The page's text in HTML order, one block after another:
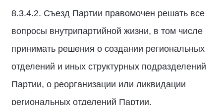
8.3.4.2. Съезд Партии правомочен решать все
вопросы внутрипартийной жизни, в том числе
принимать решения о создании региональных
отделений и иных структурных подразделений
Партии, о реорганизации или ликвидации
региональных отделений Партии,